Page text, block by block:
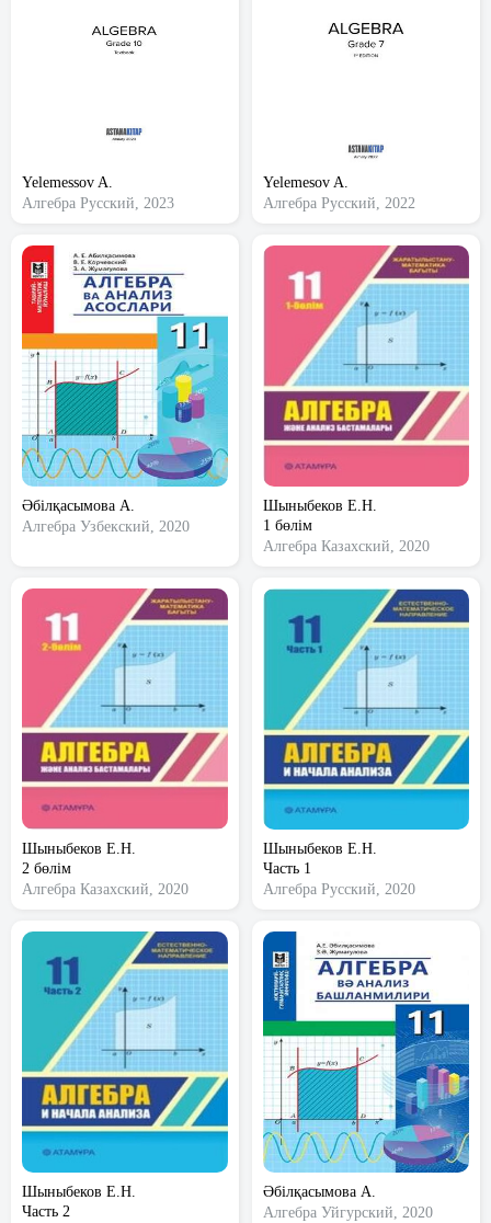
Yelemessov A.
Алгебра Русский, 2023
Yelemesov A.
Алгебра Русский, 2022
Әбілқасымова А.
Алгебра Узбекский, 2020
Шыныбеков Е.Н.
1 бөлім
Алгебра Казахский, 2020
Шыныбеков Е.Н.
2 бөлім
Алгебра Казахский, 2020
Шыныбеков Е.Н.
Часть 1
Алгебра Русский, 2020
Шыныбеков Е.Н.
Часть 2
Әбілқасымова А.
Алгебра Уйгурский, 2020